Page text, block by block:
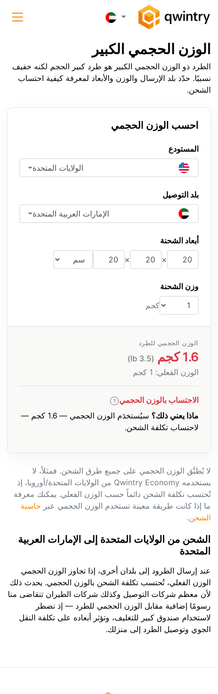
الوزن الحجمي الكبير
الطرد ذو الوزن الحجمي الكبير هو طرد كبير الحجم لكنه خفيف
نسبيًا. حدّد بلد الإرسال والوزن والأبعاد لمعرفة كيفية احتساب
الشحن.
احسب الوزن الحجمي
المستودع
الولايات المتحدة
بلد التوصيل
الإمارات العربية المتحدة
أبعاد الشحنة
الطول
×
العرض
×
الارتفاع
أبعاد الشحنة
وزن الشحنة
كجم
الوزن الحجمي للطرد
1.6 كجم
(3.5 lb)
الوزن الفعلي: 1 كجم
الاحتساب بالوزن الحجمي
ماذا يعني ذلك؟
سيُستخدَم الوزن الحجمي — 1.6 كجم —
لاحتساب تكلفة الشحن.
لا يُطبَّق الوزن الحجمي على جميع طرق الشحن. فمثلاً، لا
يستخدمه Qwintry Economy من الولايات المتحدة/أوروبا، إذ
تُحتسب تكلفة الشحن دائماً حسب الوزن الفعلي. يمكنك معرفة
ما إذا كانت طريقة معينة تستخدم الوزن الحجمي عبر حاسبة
الشحن.
الشحن من الولايات المتحدة إلى الإمارات العربية
المتحدة
عند إرسال الطرود إلى بلدان أخرى، إذا تجاوز الوزن الحجمي
الوزن الفعلي، تُحتسب تكلفة الشحن بالوزن الحجمي. يحدث ذلك
لأن معظم شركات التوصيل وكذلك شركات الطيران تتقاضى منا
رسومًا إضافية مقابل الوزن الحجمي للطرد — إذ نضطر
لاستخدام صندوق كبير للتغليف، وتؤثر أبعاده على تكلفة النقل
الجوي وتوصيل الطرد إلى منزلك.